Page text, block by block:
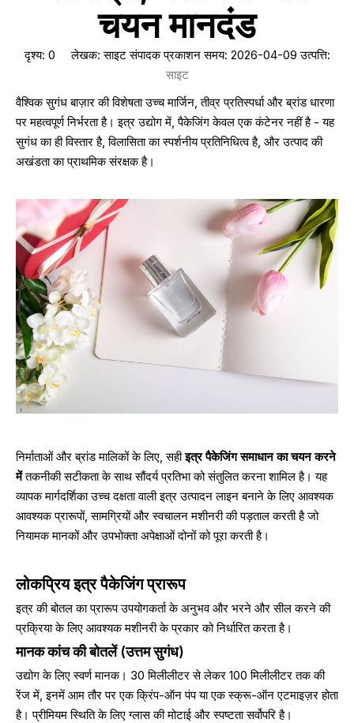
चयन मानदंड
दृश्य: 0 लेखक: साइट संपादक प्रकाशन समय: 2026-04-09 उत्पत्ति:
साइट
वैश्विक सुगंध बाज़ार की विशेषता उच्च मार्जिन, तीव्र प्रतिस्पर्धा और ब्रांड धारणा
पर महत्वपूर्ण निर्भरता है। इत्र उद्योग में, पैकेजिंग केवल एक कंटेनर नहीं है - यह
सुगंध का ही विस्तार है, विलासिता का स्पर्शनीय प्रतिनिधित्व है, और उत्पाद की
अखंडता का प्राथमिक संरक्षक है।
निर्माताओं और ब्रांड मालिकों के लिए, सहीइत्र पैकेजिंग समाधान का चयन करने
मेंतकनीकी सटीकता के साथ सौंदर्य प्रतिभा को संतुलित करना शामिल है। यह
व्यापक मार्गदर्शिका उच्च दक्षता वाली इत्र उत्पादन लाइन बनाने के लिए आवश्यक
आवश्यक प्रारूपों, सामग्रियों और स्वचालन मशीनरी की पड़ताल करती है जो
नियामक मानकों और उपभोक्ता अपेक्षाओं दोनों को पूरा करती है।
लोकप्रिय इत्र पैकेजिंग प्रारूप
इत्र की बोतल का प्रारूप उपयोगकर्ता के अनुभव और भरने और सील करने की
प्रक्रिया के लिए आवश्यक मशीनरी के प्रकार को निर्धारित करता है।
मानक कांच की बोतलें (उत्तम सुगंध)
उद्योग के लिए स्वर्ण मानक। 30 मिलीलीटर से लेकर 100 मिलीलीटर तक की
रेंज में, इनमें आम तौर पर एक क्रिंप-ऑन पंप या एक स्क्रू-ऑन एटमाइज़र होता
है। प्रीमियम स्थिति के लिए ग्लास की मोटाई और स्पष्टता सर्वोपरि है।